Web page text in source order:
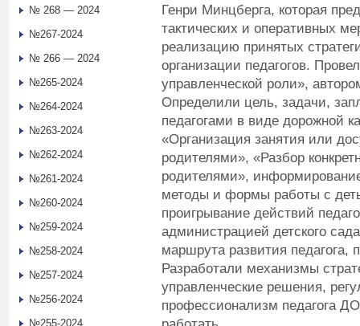
Генри Минцберга, которая
тактических и оперативных
реализацию принятых
организации педагогов.
управленческой роли»,
Определили цель, задачи,
педагогами в виде дорожной
«Организация занятия или
родителями», «Разбор
родителями»,
методы и формы работы с
проигрывание действий
администрацией детского
маршрута развития педагога,
Разработали механизмы
управленческие решения,
профессионализм педагога
№ 268 — 2024
№267-2024
№ 266 — 2024
№265-2024
№264-2024
№263-2024
№262-2024
№261-2024
№260-2024
№259-2024
№258-2024
№257-2024
№256-2024
№255-2024